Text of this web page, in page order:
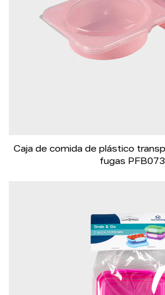
Caja de comida de plástico
fugas PFB073